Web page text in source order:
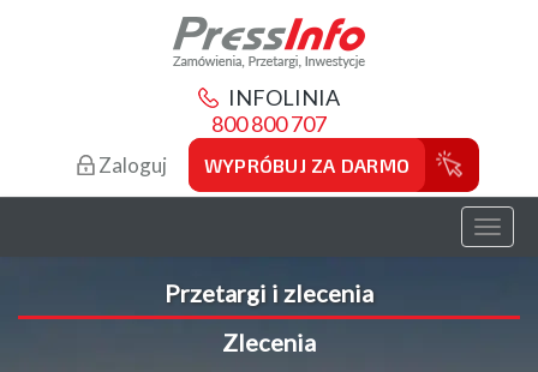
INFOLINIA
800 800 707
Zaloguj WYPRÓBUJ ZA DARMO
Toggle
Przetargi i zlecenia
Zlecenia